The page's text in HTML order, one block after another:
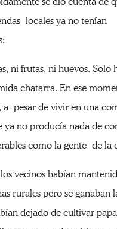
locales ya no tenían
ni frutas, ni huevos. Solo
chatarra. En ese
a pesar de vivir en una
ya no producía nada de
como la gente de la
vecinos habían
rurales pero se ganaban
dejado de cultivar